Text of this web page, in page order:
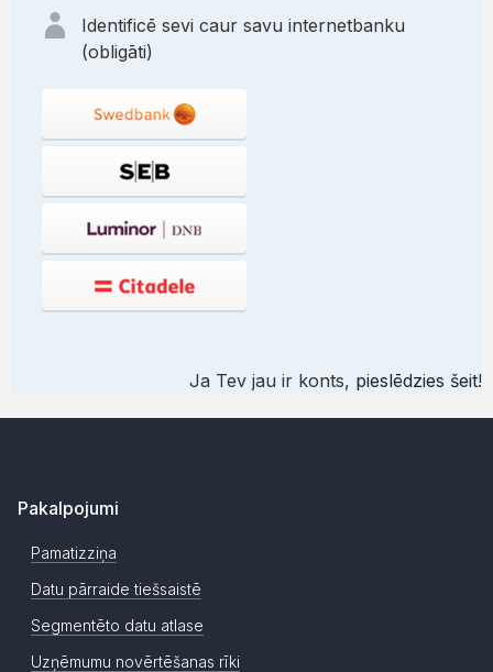
Identificē sevi caur savu internetbanku
(obligāti)
Ja Tev jau ir konts, pieslēdzies šeit!
Pakalpojumi
Pamatizziņa
Datu pārraide tiešsaistē
Segmentēto datu atlase
Uzņēmumu novērtēšanas rīki